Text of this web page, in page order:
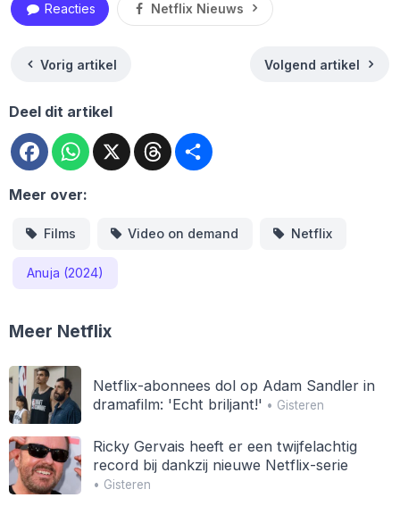
Reacties Netflix Nieuws
Vorig artikel Volgend artikel
Deel dit artikel
FacebookWhatsApp
X Threads
Meer over:
Films Video on demand Netflix
Anuja (2024)
Meer Netflix
Netflix-abonnees dol op Adam Sandler in
dramafilm: 'Echt briljant!' • Gisteren
Ricky Gervais heeft er een twijfelachtig
record bij dankzij nieuwe Netflix-serie
• Gisteren